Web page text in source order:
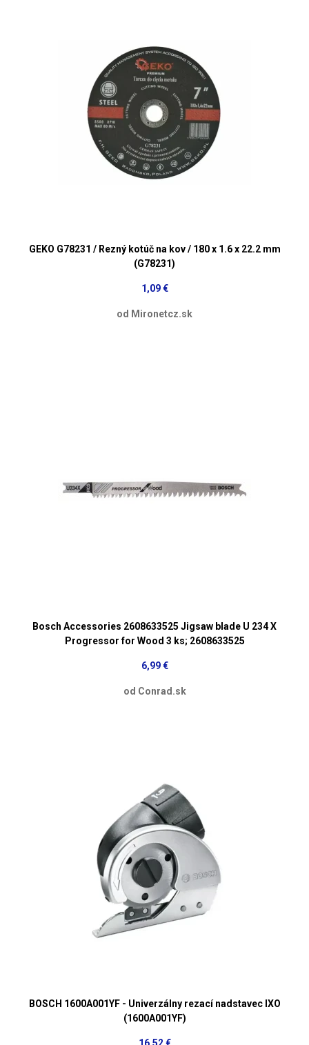
GEKO G78231 / Rezný kotúč na kov / 180 x 1.6 x 22.2 mm
(G78231)
1,09 €
od Mironetcz.sk
Bosch Accessories 2608633525 Jigsaw blade U 234 X
Progressor for Wood 3 ks; 2608633525
6,99 €
od Conrad.sk
BOSCH 1600A001YF - Univerzálny rezací nadstavec IXO
(1600A001YF)